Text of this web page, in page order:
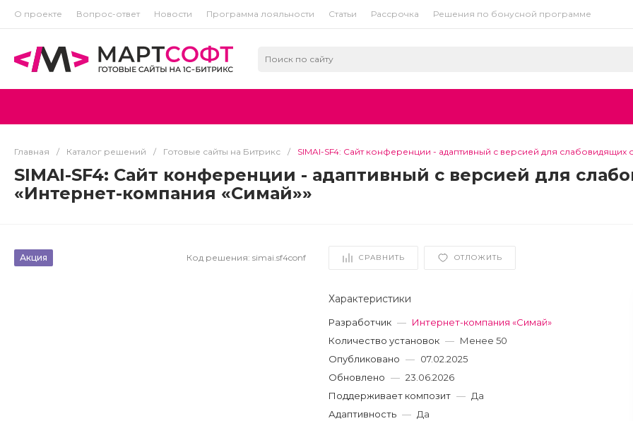
О проекте Вопрос-ответ Новости Программа лояльности Статьи Рассрочка Решения по бонусной программе
Главная / Каталог решений / Готовые сайты на Битрикс / SIMAI-SF4: Сайт конференции - адаптивный с версией для слабовидящих
SIMAI-SF4: Сайт конференции - адаптивный с версией для
«Интернет-компания «Симай»»
Акция Код решения:simai.sf4conf СРАВНИТЬ ОТЛОЖИТЬ
Характеристики
Разработчик — Интернет-компания «Симай»
Количество установок — Менее 50
Опубликовано — 07.02.2025
Обновлено — 23.06.2026
Поддерживает композит — Да
Адаптивность — Да